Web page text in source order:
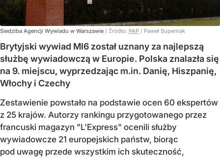
Siedziba Agencji Wywiadu w Warszawie / Źródło: PAP / Paweł Supernak
Brytyjski wywiad MI6 został uznany za najlepszą
służbę wywiadowczą w Europie. Polska znalazła się
na 9. miejscu, wyprzedzając m.in. Danię, Hiszpanię,
Włochy i Czechy
Zestawienie powstało na podstawie ocen 60 ekspertów
z 25 krajów. Autorzy rankingu przygotowanego przez
francuski magazyn "L'Express" ocenili służby
wywiadowcze 21 europejskich państw, biorąc
pod uwagę przede wszystkim ich skuteczność,